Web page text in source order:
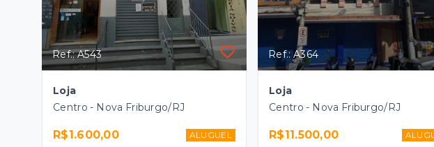
Ref.: A543
Loja
Centro - Nova Friburgo/RJ
R$1.600,00 ALUGUEL
Ref.: A364
Loja
Centro - Nova Friburgo/RJ
R$11.500,00